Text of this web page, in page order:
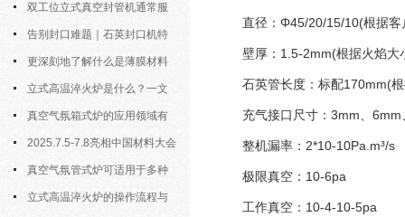
汇总，新手快速上手
双工位立式真空封管机通常服
务于对气氛敏感的样品制备
告别封口难题｜石英封口机特
点、操作步骤全拆解，小白也能学
会
更深刻地了解什么是薄膜材料
制备？
立式高温淬火炉是什么？一文
看懂它的基本知识
真空气氛箱式炉的应用领域有
哪些？
2025.7.5-7.8亮相中国材料大会
2025暨新材料科研仪器与设备展
真空气氛管式炉可适用于多种
材料的高温处理
立式高温淬火炉的操作流程与
直径：Φ45/20/15/10(根据客
壁厚：1.5-2mm(根据火焰大
石英管长度：标配170mm(根
充气接口尺寸：3mm、6mm
整机漏率：2*10-10Pa.m³/s
极限真空：10-6pa
工作真空：10-4-10-5pa